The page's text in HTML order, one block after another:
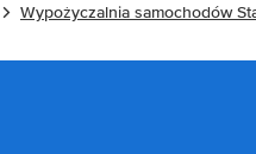
Wypożyczalnia samochodów